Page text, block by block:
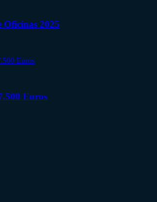
Oficinas 2025
Euros